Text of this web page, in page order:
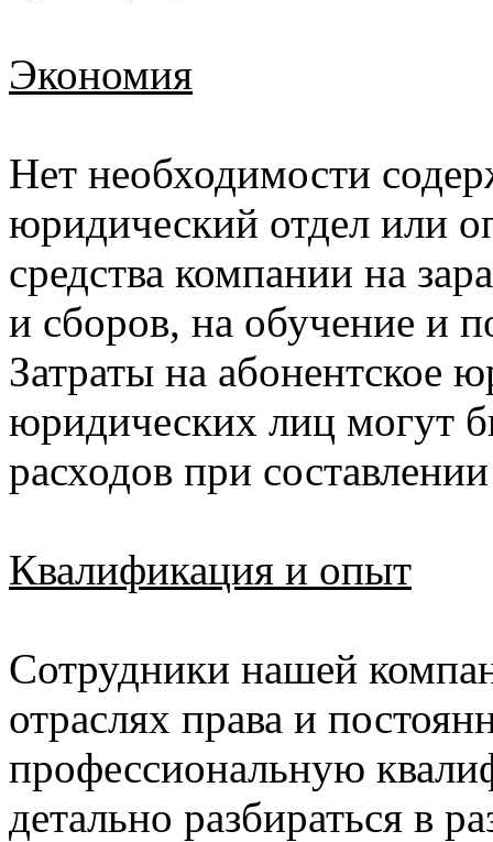
Экономия
Нет необходимости
юридический отдел или
средства компании на
и сборов, на обучение и
Затраты на абонентское
юридических лиц могут
расходов при
Квалификация и опыт
Сотрудники нашей
отраслях права и
профессиональную
детально разбираться в